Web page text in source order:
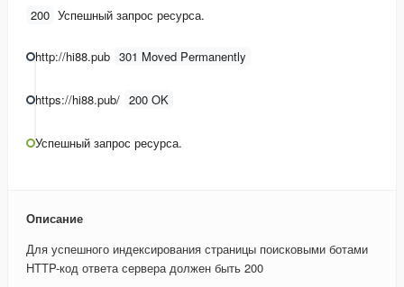
200 Успешный запрос ресурса.
http://hi88.pub 301 Moved Permanently
https://hi88.pub/ 200 OK
Успешный запрос ресурса.
Описание
Для успешного индексирования страницы поисковыми ботами
HTTP-код ответа сервера должен быть 200